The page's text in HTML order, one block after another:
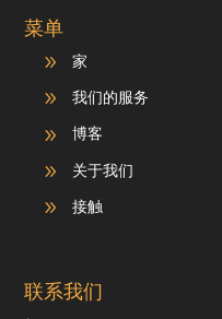
菜单
9 家
9 我们的服务
9 博客
9 关于我们
9 接触
联系我们